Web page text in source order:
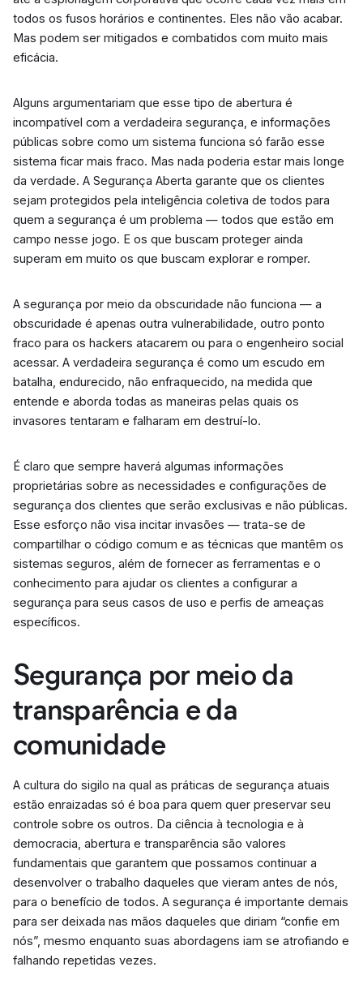
todos os fusos horários e continentes. Eles não vão acabar.
Mas podem ser mitigados e combatidos com muito mais
eficácia.
Alguns argumentariam que esse tipo de abertura é
incompatível com a verdadeira segurança, e informações
públicas sobre como um sistema funciona só farão esse
sistema ficar mais fraco. Mas nada poderia estar mais longe
da verdade. A Segurança Aberta garante que os clientes
sejam protegidos pela inteligência coletiva de todos para
quem a segurança é um problema — todos que estão em
campo nesse jogo. E os que buscam proteger ainda
superam em muito os que buscam explorar e romper.
A segurança por meio da obscuridade não funciona — a
obscuridade é apenas outra vulnerabilidade, outro ponto
fraco para os hackers atacarem ou para o engenheiro social
acessar. A verdadeira segurança é como um escudo em
batalha, endurecido, não enfraquecido, na medida que
entende e aborda todas as maneiras pelas quais os
invasores tentaram e falharam em destruí-lo.
É claro que sempre haverá algumas informações
proprietárias sobre as necessidades e configurações de
segurança dos clientes que serão exclusivas e não públicas.
Esse esforço não visa incitar invasões — trata-se de
compartilhar o código comum e as técnicas que mantêm os
sistemas seguros, além de fornecer as ferramentas e o
conhecimento para ajudar os clientes a configurar a
segurança para seus casos de uso e perfis de ameaças
específicos.
Segurança por meio da
transparência e da
comunidade
A cultura do sigilo na qual as práticas de segurança atuais
estão enraizadas só é boa para quem quer preservar seu
controle sobre os outros. Da ciência à tecnologia e à
democracia, abertura e transparência são valores
fundamentais que garantem que possamos continuar a
desenvolver o trabalho daqueles que vieram antes de nós,
para o benefício de todos. A segurança é importante demais
para ser deixada nas mãos daqueles que diriam “confie em
nós”, mesmo enquanto suas abordagens iam se atrofiando e
falhando repetidas vezes.